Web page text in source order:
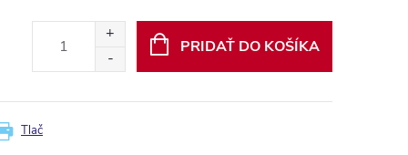
PRIDAŤ DO KOŠÍKA
Tlač